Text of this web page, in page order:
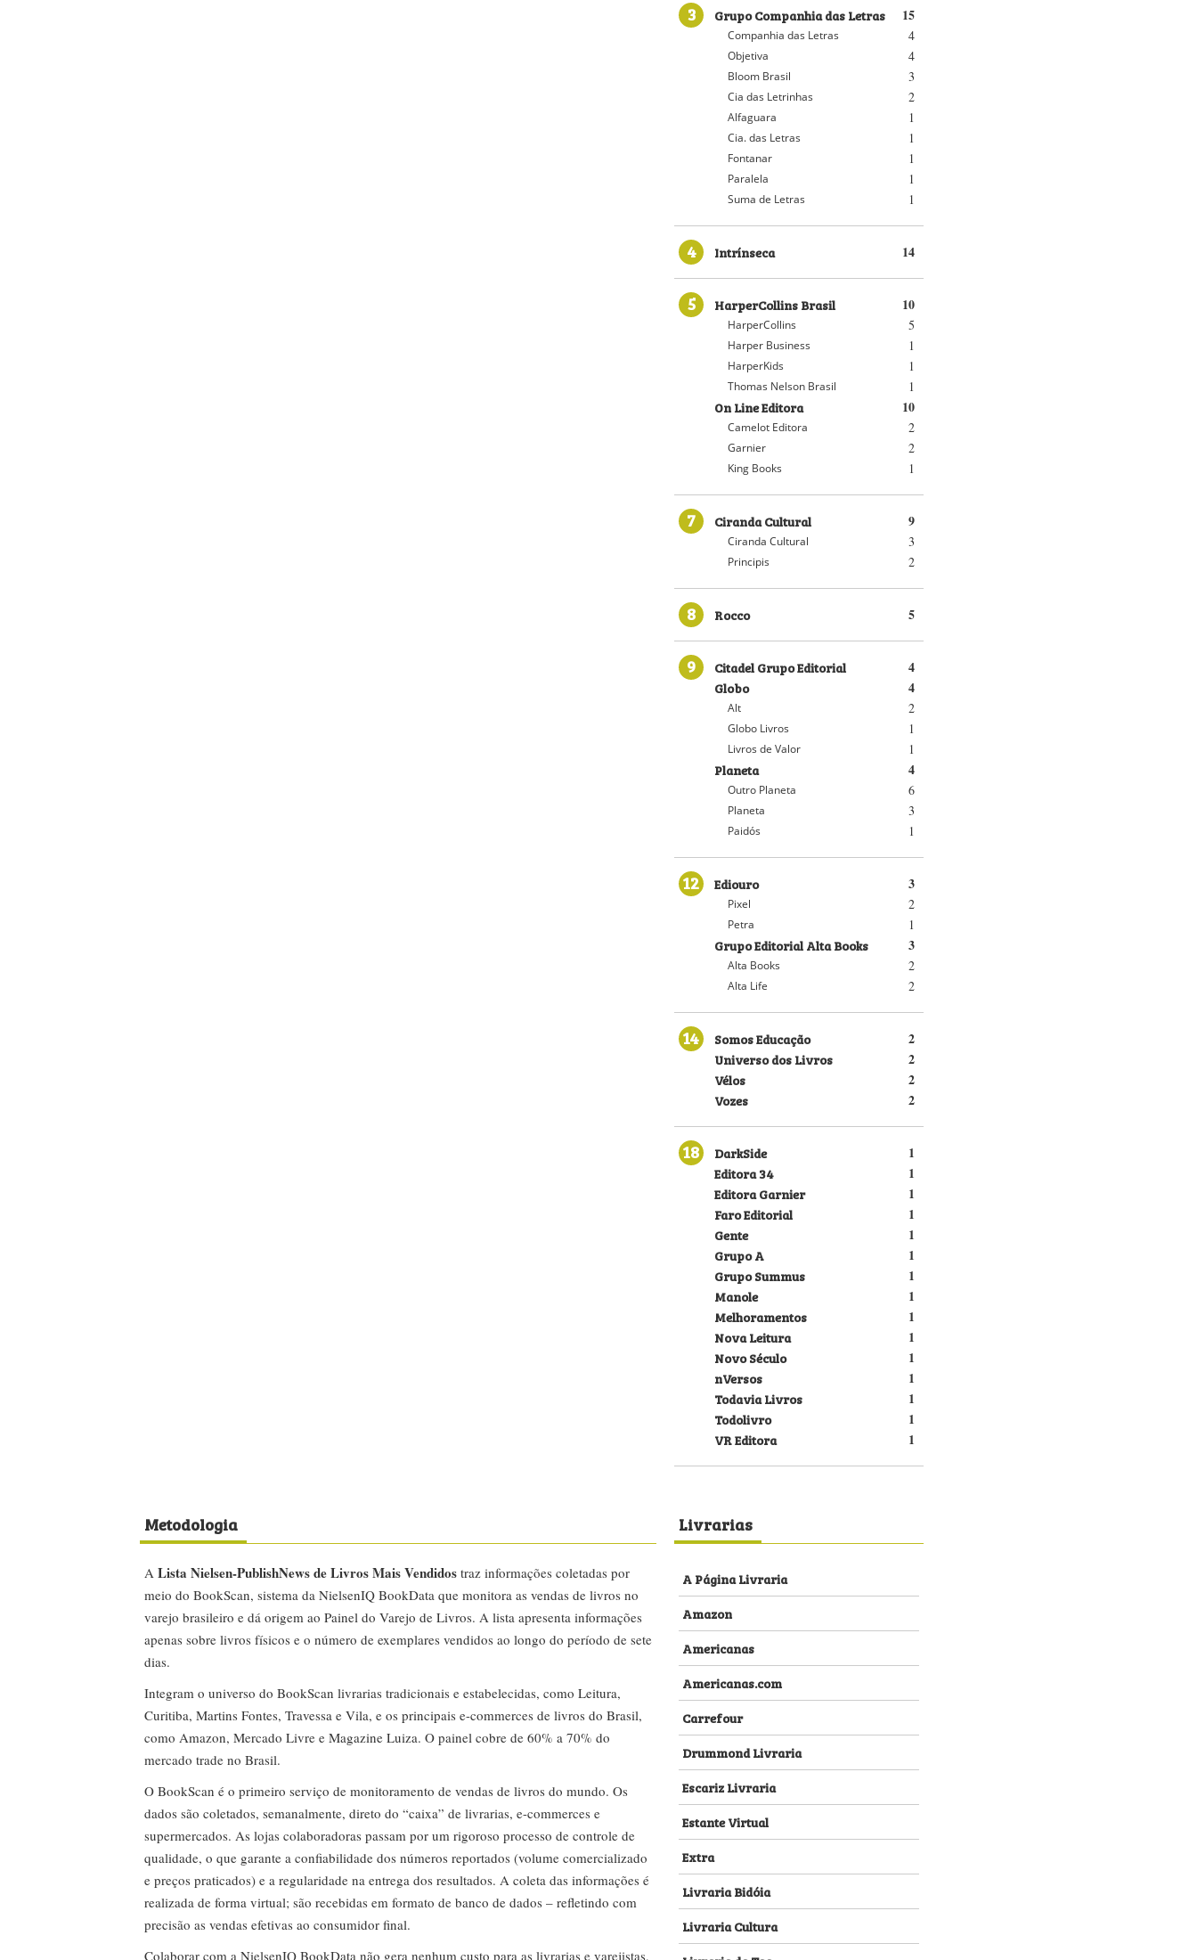
3 15
Grupo Companhia das Letras
4
Companhia das Letras
4
Objetiva
3
Bloom Brasil
2
Cia das Letrinhas
1
Alfaguara
1
Cia. das Letras
1
Fontanar
1
Paralela
1
Suma de Letras
4 14
Intrínseca
5 10
HarperCollins Brasil
5
HarperCollins
1
Harper Business
1
HarperKids
1
Thomas Nelson Brasil
10
On Line Editora
2
Camelot Editora
2
Garnier
1
King Books
7 9
Ciranda Cultural
3
Ciranda Cultural
2
Principis
8 5
Rocco
9 4
Citadel Grupo Editorial
4
Globo
2
Alt
1
Globo Livros
1
Livros de Valor
4
Planeta
6
Outro Planeta
3
Planeta
1
Paidós
12 3
Ediouro
2
Pixel
1
Petra
3
Grupo Editorial Alta Books
2
Alta Books
2
Alta Life
14 2
Somos Educação
2
Universo dos Livros
2
Vélos
2
Vozes
18 1
DarkSide
1
Editora 34
1
Editora Garnier
1
Faro Editorial
1
Gente
1
Grupo A
1
Grupo Summus
1
Manole
1
Melhoramentos
1
Nova Leitura
1
Novo Século
1
nVersos
1
Todavia Livros
1
Todolivro
1
VR Editora
Metodologia
A Lista Nielsen-PublishNews de Livros Mais Vendidos traz informações coletadas por
meio do BookScan, sistema da NielsenIQ BookData que monitora as vendas de livros no
varejo brasileiro e dá origem ao Painel do Varejo de Livros. A lista apresenta informações
apenas sobre livros físicos e o número de exemplares vendidos ao longo do período de sete
dias.
Integram o universo do BookScan livrarias tradicionais e estabelecidas, como Leitura,
Curitiba, Martins Fontes, Travessa e Vila, e os principais e-commerces de livros do Brasil,
como Amazon, Mercado Livre e Magazine Luiza. O painel cobre de 60% a 70% do
mercado trade no Brasil.
O BookScan é o primeiro serviço de monitoramento de vendas de livros do mundo. Os
dados são coletados, semanalmente, direto do “caixa” de livrarias, e-commerces e
supermercados. As lojas colaboradoras passam por um rigoroso processo de controle de
qualidade, o que garante a confiabilidade dos números reportados (volume comercializado
e preços praticados) e a regularidade na entrega dos resultados. A coleta das informações é
realizada de forma virtual; são recebidas em formato de banco de dados – refletindo com
precisão as vendas efetivas ao consumidor final.
Colaborar com a NielsenIQ BookData não gera nenhum custo para as livrarias e varejistas,
Livrarias
A Página Livraria
Amazon
Americanas
Americanas.com
Carrefour
Drummond Livraria
Escariz Livraria
Estante Virtual
Extra
Livraria Bidóia
Livraria Cultura